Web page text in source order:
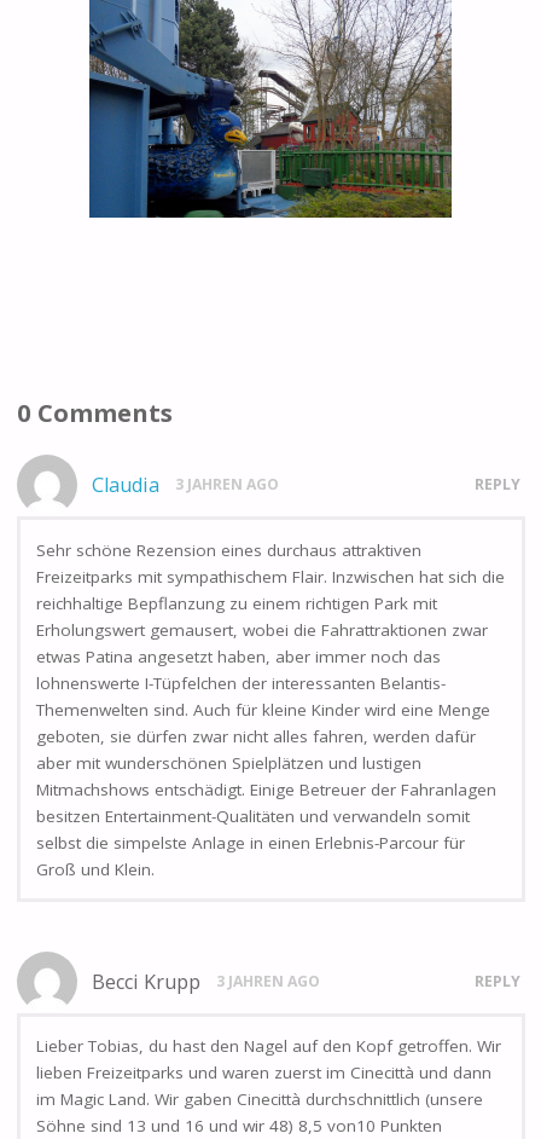
0 Comments
Claudia 3 JAHREN AGO REPLY
Sehr schöne Rezension eines durchaus attraktiven
Freizeitparks mit sympathischem Flair. Inzwischen hat sich die
reichhaltige Bepflanzung zu einem richtigen Park mit
Erholungswert gemausert, wobei die Fahrattraktionen zwar
etwas Patina angesetzt haben, aber immer noch das
lohnenswerte I-Tüpfelchen der interessanten Belantis-
Themenwelten sind. Auch für kleine Kinder wird eine Menge
geboten, sie dürfen zwar nicht alles fahren, werden dafür
aber mit wunderschönen Spielplätzen und lustigen
Mitmachshows entschädigt. Einige Betreuer der Fahranlagen
besitzen Entertainment-Qualitäten und verwandeln somit
selbst die simpelste Anlage in einen Erlebnis-Parcour für
Groß und Klein.
Becci Krupp 3 JAHREN AGO REPLY
Lieber Tobias, du hast den Nagel auf den Kopf getroffen. Wir
lieben Freizeitparks und waren zuerst im Cinecittà und dann
im Magic Land. Wir gaben Cinecittà durchschnittlich (unsere
Söhne sind 13 und 16 und wir 48) 8,5 von10 Punkten